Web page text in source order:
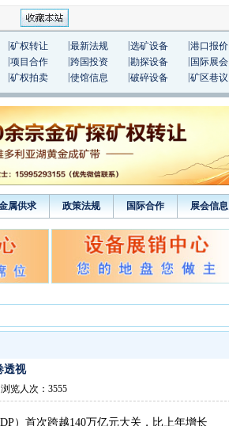
矿权转让 最新法规 选矿设备 港口报价
项目合作 跨国投资 勘探设备 国际展会
矿权拍卖 使馆信息 破碎设备 矿区巷议
属供求 政策法规 国际合作 展会信息
透视
览人次：3555
首次跨越140万亿元大关，比上年增长